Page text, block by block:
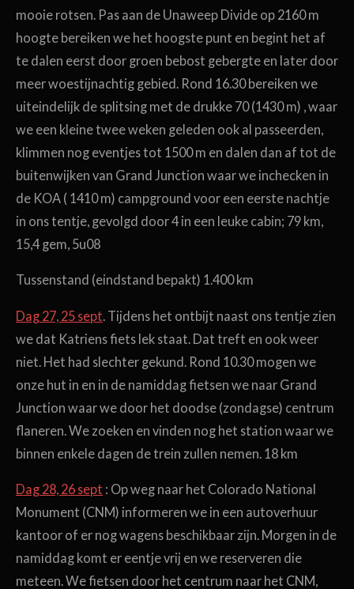
mooie rotsen. Pas aan de Unaweep Divide op 2160 m
hoogte bereiken we het hoogste punt en begint het af
te dalen eerst door groen bebost gebergte en later door
meer woestijnachtig gebied. Rond 16.30 bereiken we
uiteindelijk de splitsing met de drukke 70 (1430 m) , waar
we een kleine twee weken geleden ook al passeerden,
klimmen nog eventjes tot 1500 m en dalen dan af tot de
buitenwijken van Grand Junction waar we inchecken in
de KOA ( 1410 m) campground voor een eerste nachtje
in ons tentje, gevolgd door 4 in een leuke cabin; 79 km,
15,4 gem, 5u08
Tussenstand (eindstand bepakt) 1.400 km
Dag 27, 25 sept . Tijdens het ontbijt naast ons tentje zien
we dat Katriens fiets lek staat. Dat treft en ook weer
niet. Het had slechter gekund. Rond 10.30 mogen we
onze hut in en in de namiddag fietsen we naar Grand
Junction waar we door het doodse (zondagse) centrum
flaneren. We zoeken en vinden nog het station waar we
binnen enkele dagen de trein zullen nemen. 18 km
Dag 28, 26 sept : Op weg naar het Colorado National
Monument (CNM) informeren we in een autoverhuur
kantoor of er nog wagens beschikbaar zijn. Morgen in de
namiddag komt er eentje vrij en we reserveren die
meteen. We fietsen door het centrum naar het CNM,